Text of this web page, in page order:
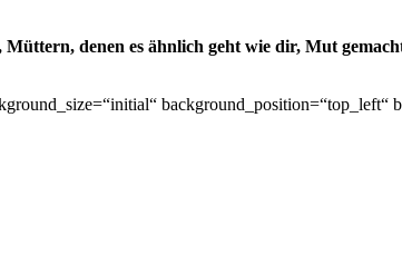
Müttern, denen es ähnlich geht wie dir, Mut
background_position=“top_left“